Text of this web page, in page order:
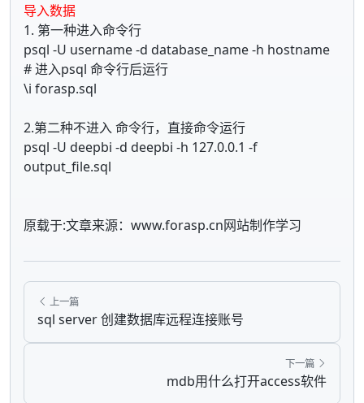
导入数据
1. 第一种进入命令行
psql -U username -d database_name -h hostname
# 进入psql 命令行后运行
\i forasp.sql
2.第二种不进入 命令行，直接命令运行
psql -U deepbi -d deepbi -h 127.0.0.1 -f
output_file.sql
原载于:文章来源：www.forasp.cn网站制作学习
上一篇
sql server 创建数据库远程连接账号
下一篇
mdb用什么打开access软件